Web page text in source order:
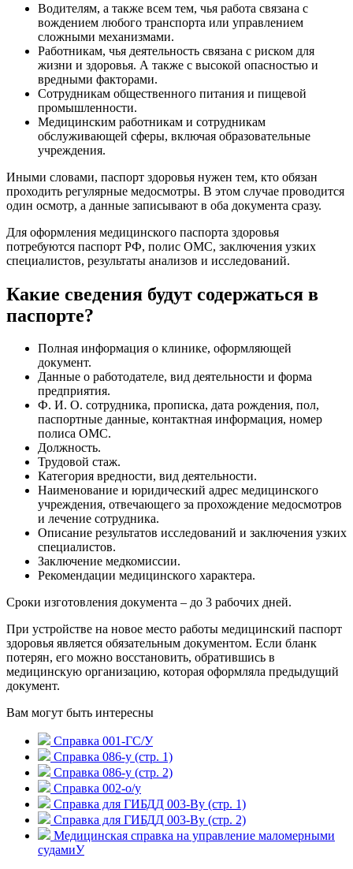
Водителям, а также всем тем, чья работа связана с
вождением любого транспорта или управлением
сложными механизмами.
Работникам, чья деятельность связана с риском для
жизни и здоровья. А также с высокой опасностью и
вредными факторами.
Сотрудникам общественного питания и пищевой
промышленности.
Медицинским работникам и сотрудникам
обслуживающей сферы, включая образовательные
учреждения.
Иными словами, паспорт здоровья нужен тем, кто обязан
проходить регулярные медосмотры. В этом случае проводится
один осмотр, а данные записывают в оба документа сразу.
Для оформления медицинского паспорта здоровья
потребуются паспорт РФ, полис ОМС, заключения узких
специалистов, результаты анализов и исследований.
Какие сведения будут содержаться в
паспорте?
Полная информация о клинике, оформляющей
документ.
Данные о работодателе, вид деятельности и форма
предприятия.
Ф. И. О. сотрудника, прописка, дата рождения, пол,
паспортные данные, контактная информация, номер
полиса ОМС.
Должность.
Трудовой стаж.
Категория вредности, вид деятельности.
Наименование и юридический адрес медицинского
учреждения, отвечающего за прохождение медосмотров
и лечение сотрудника.
Описание результатов исследований и заключения узких
специалистов.
Заключение медкомиссии.
Рекомендации медицинского характера.
Сроки изготовления документа – до 3 рабочих дней.
При устройстве на новое место работы медицинский паспорт
здоровья является обязательным документом. Если бланк
потерян, его можно восстановить, обратившись в
медицинскую организацию, которая оформляла предыдущий
документ.
Вам могут быть интересны
Справка 001-ГС/У
Справка 086-у (стр. 1)
Справка 086-у (стр. 2)
Справка 002-о/у
Справка для ГИБДД 003-Ву (стр. 1)
Справка для ГИБДД 003-Ву (стр. 2)
Медицинская справка на управление маломерными
судамиУ